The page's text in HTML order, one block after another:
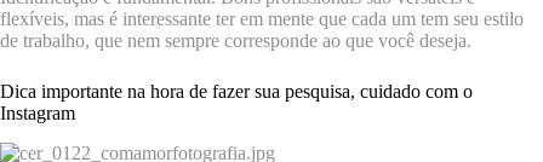
flexíveis, mas é interessante ter em mente que cada um tem seu estilo
de trabalho, que nem sempre corresponde ao que você deseja.
Dica importante na hora de fazer sua pesquisa, cuidado com o
Instagram